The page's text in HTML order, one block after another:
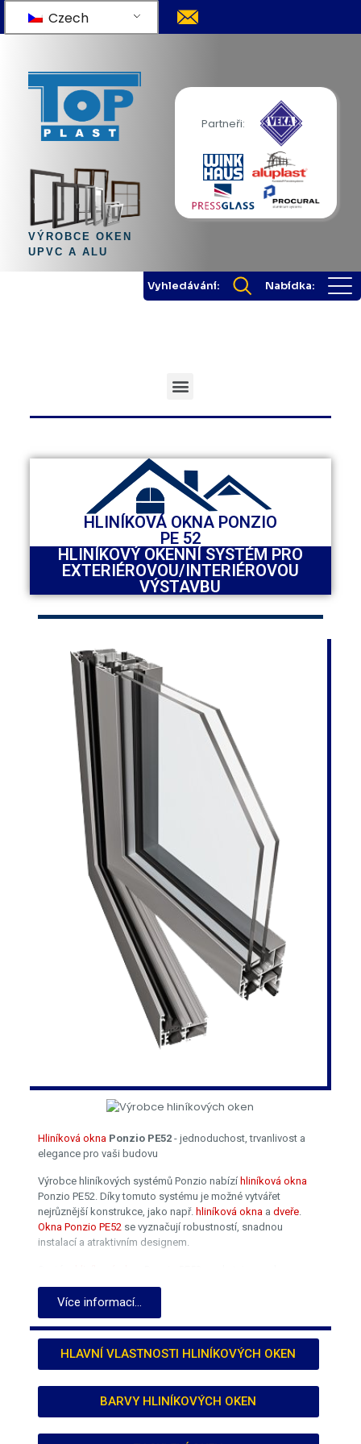
Czech
VÝROBCE OKEN
UPVC A ALU
Partneři:
Vyhledávání: Nabídka:
HLINÍKOVÁ OKNA PONZIO
PE 52
HLINÍKOVÝ OKENNÍ SYSTÉM PRO
EXTERIÉROVOU/INTERIÉROVOU
VÝSTAVBU
Hliníková okna Ponzio PE52- jednoduchost, trvanlivost a
elegance pro vaši budovu
Výrobce hliníkových systémů Ponzio nabízí hliníková okna
Ponzio PE52. Díky tomuto systému je možné vytvářet
nejrůznější konstrukce, jako např. hliníková okna a dveře.
Okna Ponzio PE52 se vyznačují robustností, snadnou
instalací a atraktivním designem.
odolnost proti povětrnostním vlivům a mechanickému
poškození pro dlouhotrvající použití.
klimatických podmínkách. Jednoduchost systému navíc
umožňuje rychlou a snadnou instalaci.alu oknacož je
nesmírně důležité pro
výrobce hliníkových oken
drahocenný čas všech zúčastněných stran.
Varianty systému PE52 umožňují jeho přizpůsobení
individuálním potřebám projektu.Výrobce hliníkových oken
Top-Plastnabízí různé typy skel a panelů, takže si můžete
vybrat správné řešení podle svých estetických a funkčních
Více informací...
HLAVNÍ VLASTNOSTI HLINÍKOVÝCH OKEN
BARVY HLINÍKOVÝCH OKEN